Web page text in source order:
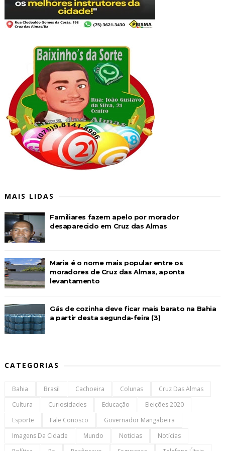
MAIS LIDAS
Familiares fazem apelo por morador
desaparecido em Cruz das Almas
Maria é o nome mais popular entre os
moradores de Cruz das Almas, aponta
levantamento
Gás de cozinha deve ficar mais barato na Bahia
a partir desta segunda-feira (3)
CATEGORIAS
Bahia Brasil Cachoeira Colunas
Cruz Das Almas
Cultura
Curiosidades Educação
Eleições 2020
Esporte
Fale Conosco
Governador Mangabeira
Imagens Da Cidade
Mundo Noticias
Notícias